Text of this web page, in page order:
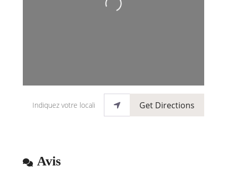
Get Directions
Avis